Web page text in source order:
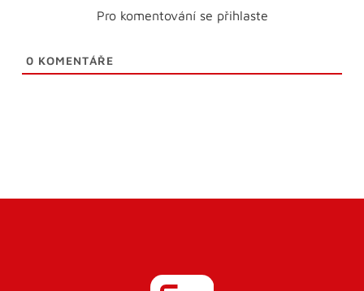
Pro komentování se přihlaste
0 KOMENTÁŘE